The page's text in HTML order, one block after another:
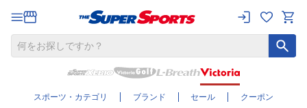
スポーツ・カテゴリ ブランド セール クーポン